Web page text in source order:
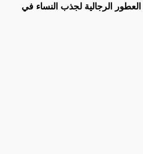
الرجالية لجذب النساء في